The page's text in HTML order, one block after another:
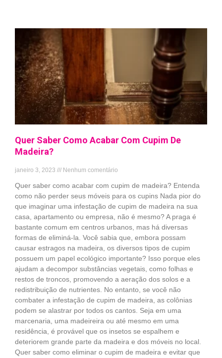
Quer Saber Como Acabar Com Cupim De
Madeira?
janeiro 3, 2023 Nenhum comentário
Quer saber como acabar com cupim de madeira? Entenda
como não perder seus móveis para os cupins Nada pior do
que imaginar uma infestação de cupim de madeira na sua
casa, apartamento ou empresa, não é mesmo? A praga é
bastante comum em centros urbanos, mas há diversas
formas de eliminá-la. Você sabia que, embora possam
causar estragos na madeira, os diversos tipos de cupim
possuem um papel ecológico importante? Isso porque eles
ajudam a decompor substâncias vegetais, como folhas e
restos de troncos, promovendo a aeração dos solos e a
redistribuição de nutrientes. No entanto, se você não
combater a infestação de cupim de madeira, as colônias
podem se alastrar por todos os cantos. Seja em uma
marcenaria, uma madeireira ou até mesmo em uma
residência, é provável que os insetos se espalhem e
deteriorem grande parte da madeira e dos móveis no local.
Quer saber como eliminar o cupim de madeira e evitar que